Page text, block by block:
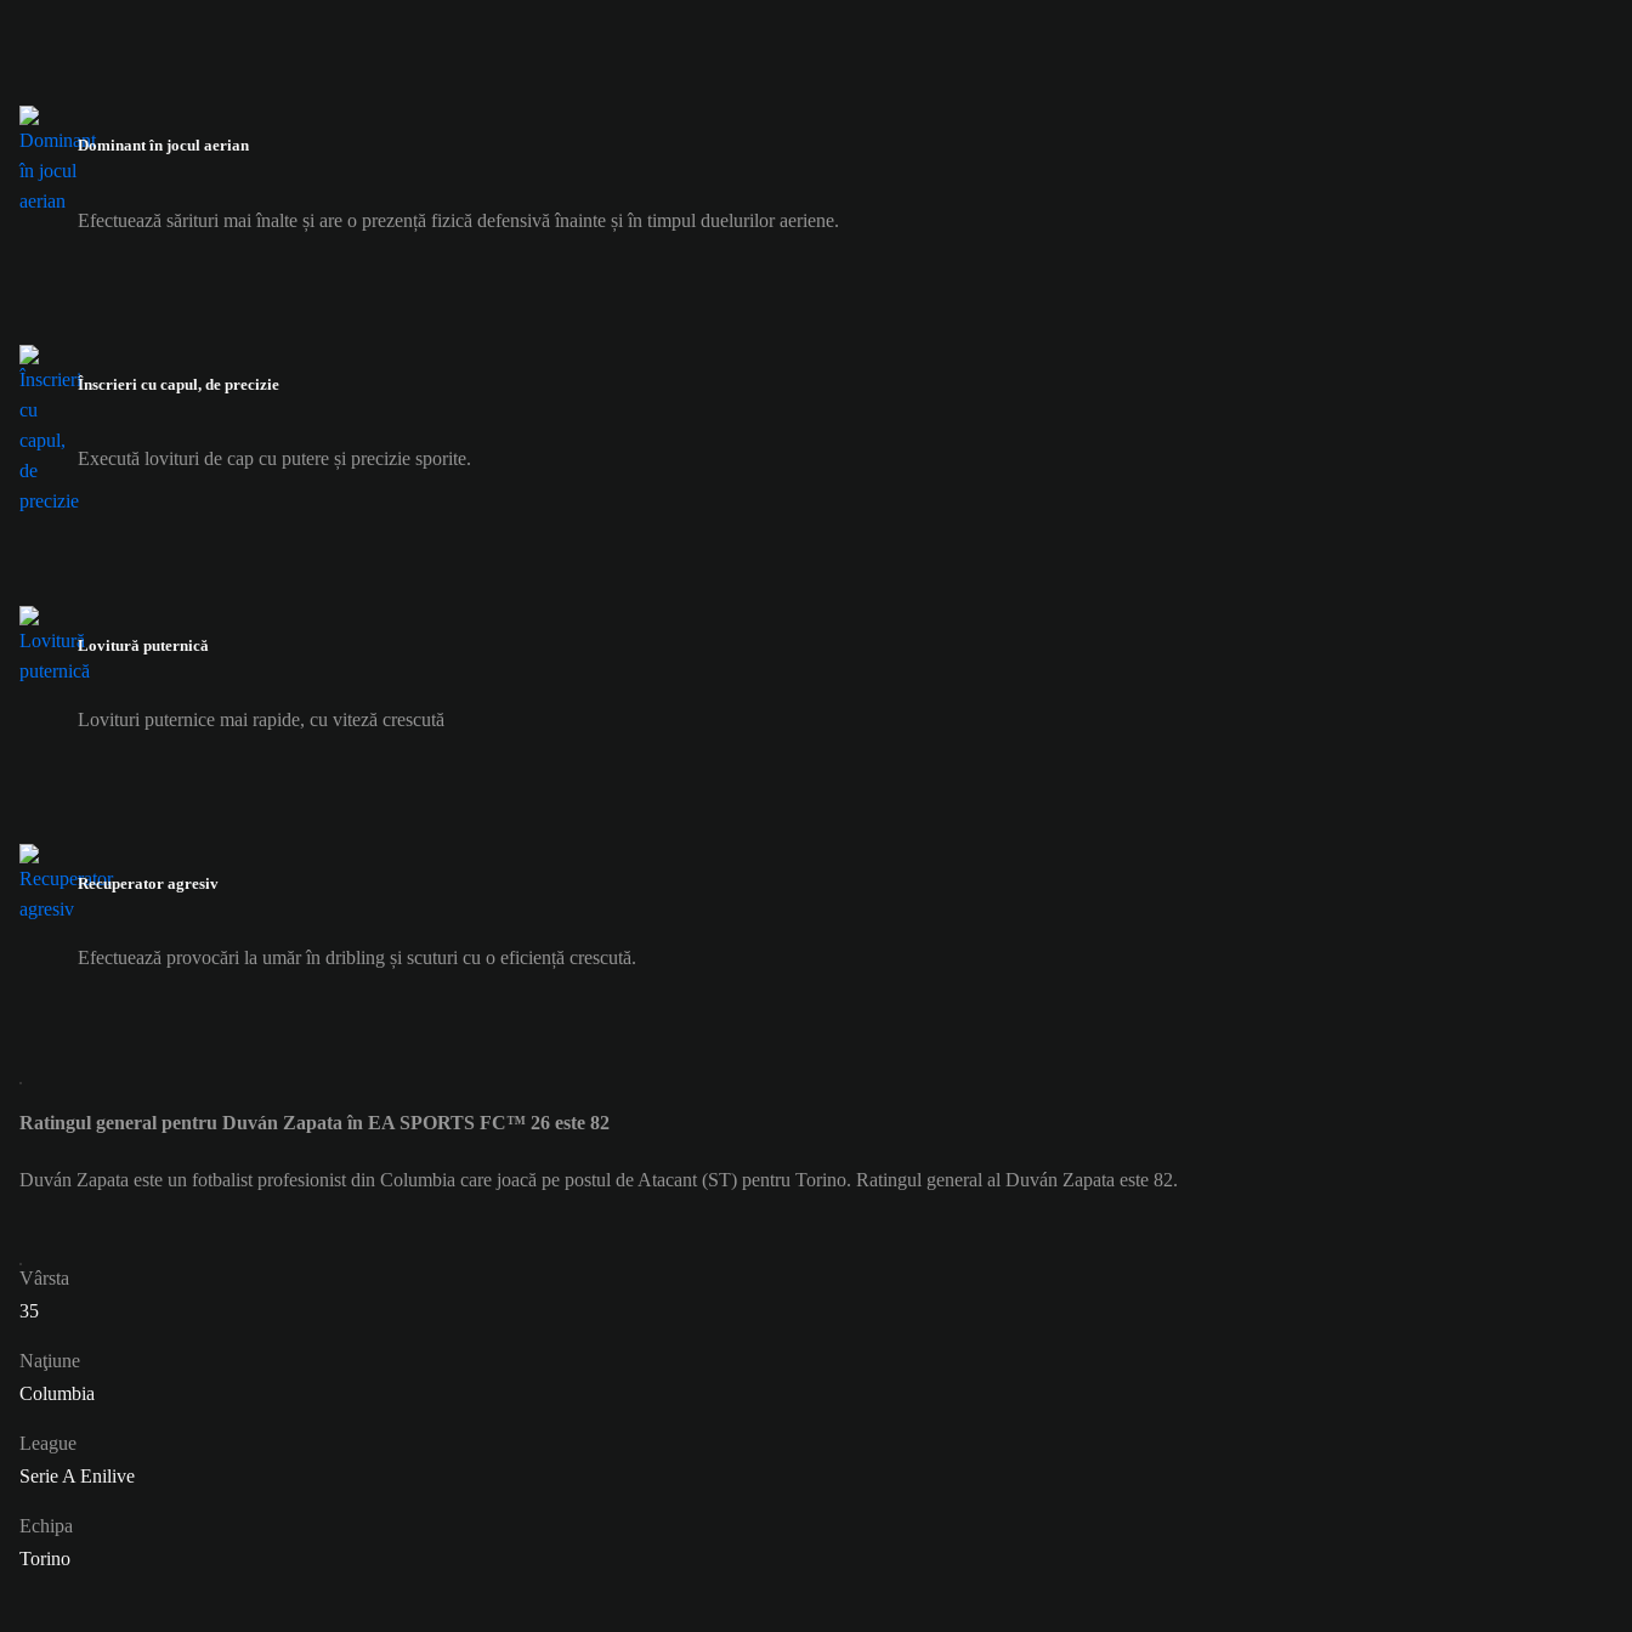
Dominant în jocul aerian
Efectuează sărituri mai înalte și are o prezență fizică defensivă înainte și în timpul duelurilor aeriene.
Înscrieri cu capul, de precizie
Execută lovituri de cap cu putere și precizie sporite.
Lovitură puternică
Lovituri puternice mai rapide, cu viteză crescută
Recuperator agresiv
Efectuează provocări la umăr în dribling și scuturi cu o eficiență crescută.
Ratingul general pentru Duván Zapata în EA SPORTS FC™ 26 este 82
Duván Zapata este un fotbalist profesionist din Columbia care joacă pe postul de Atacant (ST) pentru Torino. Ratingul general al Duván Zapata este 82.
Vârsta
35
Naţiune
Columbia
League
Serie A Enilive
Echipa
Torino